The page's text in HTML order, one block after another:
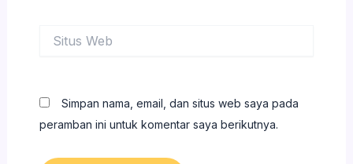
Web
Simpan nama, email, dan situs web saya pada
peramban ini untuk komentar saya berikutnya.